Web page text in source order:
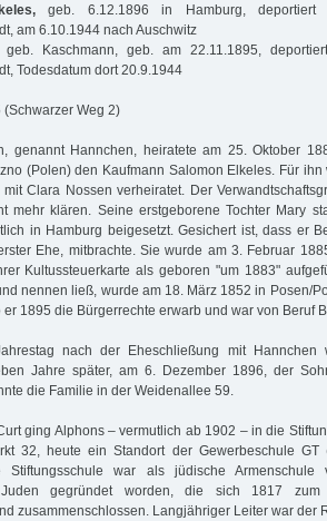
geb. 6.12.1896 in Hamburg, deportiert
am 6.10.1944 nach Auschwitz
geb. Kaschmann, geb. am 22.11.1895,
Todesdatum dort 20.9.1944
(Schwarzer Weg 2)
genannt Hannchen, heiratete am 25. Oktober
(Polen) den Kaufmann Salomon Elkeles. Für
Clara Nossen verheiratet. Der
mehr klären. Seine erstgeborene Tochter Mary
in Hamburg beigesetzt. Gesichert ist, dass er
Ehe, mitbrachte. Sie wurde am 3. Februar
Kultussteuerkarte als geboren "um 1883"
nennen ließ, wurde am 18. März 1852 in Posen/
er 1895 die Bürgerrechte erwarb und war von Beruf
nach der Eheschließung mit
Jahre später, am 6. Dezember 1896, der
die Familie in der Weidenallee 59.
ging Alphons – vermutlich ab 1902 – in die
32, heute ein Standort der Gewerbeschule GT
Stiftungsschule war als jüdische Armenschule
Juden ge­gründet worden, die sich 1817 zum
zusammenschlossen. Langjähriger Leiter war der